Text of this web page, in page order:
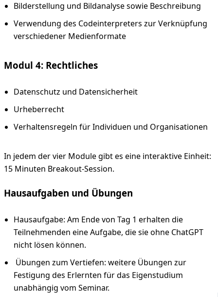
Bilderstellung und Bildanalyse sowie Beschreibung
Verwendung des Codeinterpreters zur Verknüpfung
verschiedener Medienformate
Modul 4: Rechtliches
Datenschutz und Datensicherheit
Urheberrecht
Verhaltensregeln für Individuen und Organisationen
In jedem der vier Module gibt es eine interaktive Einheit:
15 Minuten Breakout-Session.
Hausaufgaben und Übungen
Hausaufgabe: Am Ende von Tag 1 erhalten die
Teilnehmenden eine Aufgabe, die sie ohne ChatGPT
nicht lösen können.
Übungen zum Vertiefen: weitere Übungen zur
Festigung des Erlernten für das Eigenstudium
unabhängig vom Seminar.